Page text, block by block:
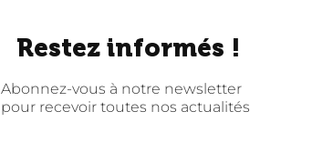
Restez informés !
Abonnez-vous à notre newsletter
pour recevoir toutes nos actualités